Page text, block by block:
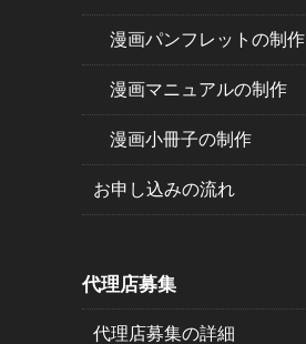
漫画パンフレットの制作
漫画マニュアルの制作
漫画小冊子の制作
お申し込みの流れ
代理店募集
代理店募集の詳細